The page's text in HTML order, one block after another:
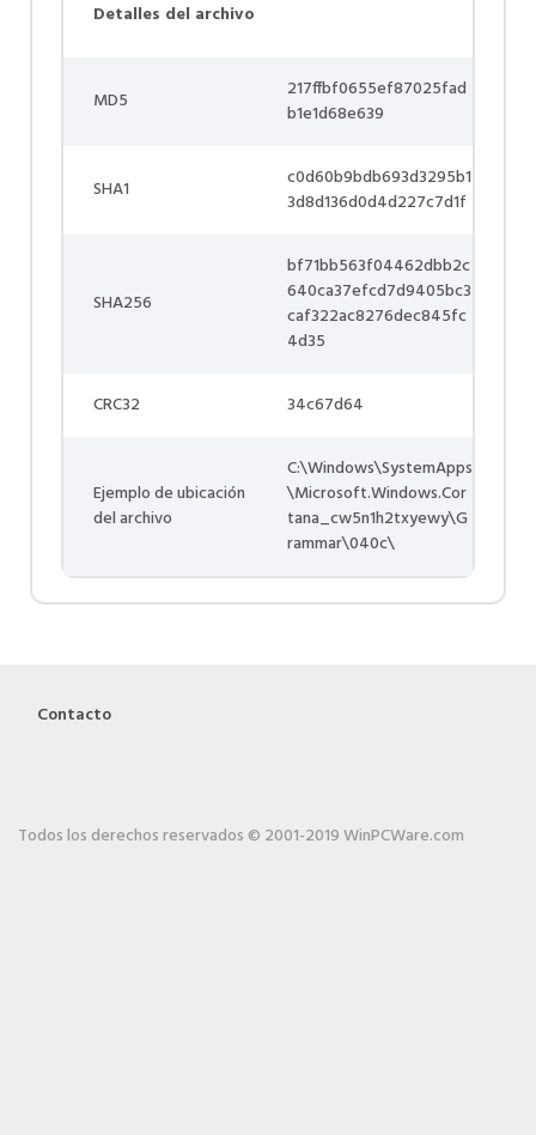
Detalles del archivo
MD5
217ffbf0655ef87025fad
b1e1d68e639
SHA1
c0d60b9bdb693d3295b1
3d8d136d0d4d227c7d1f
SHA256
bf71bb563f04462dbb2c
640ca37efcd7d9405bc3
caf322ac8276dec845fc
4d35
CRC32 34c67d64
Ejemplo de ubicación
del archivo
C:\Windows\SystemApps
\Microsoft.Windows.Cor
tana_cw5n1h2txyewy\G
rammar\040c\
Contacto
Todos los derechos reservados © 2001-2019 WinPCWare.com